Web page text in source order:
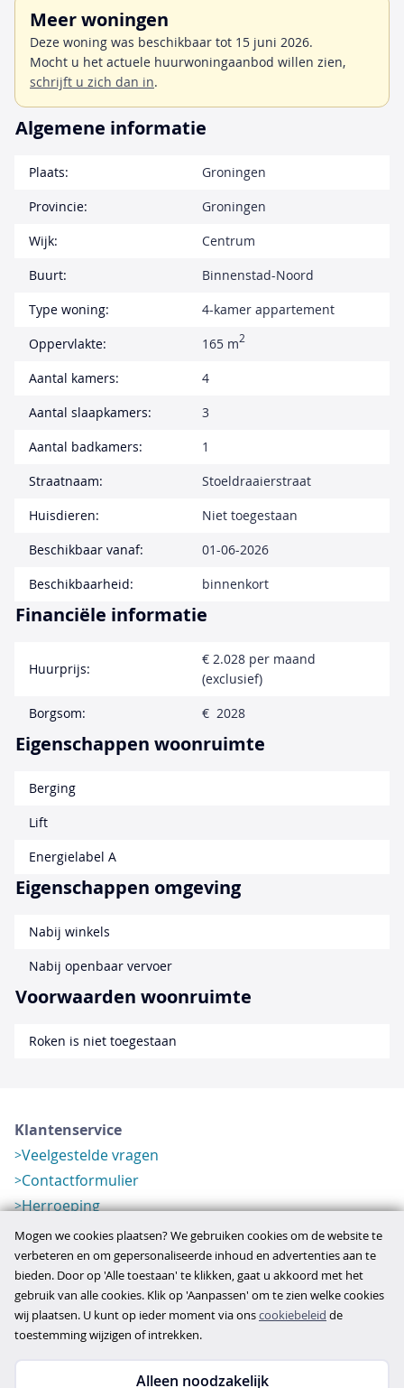
Meer woningen
Deze woning was beschikbaar tot 15 juni 2026.
Mocht u het actuele huurwoningaanbod willen zien,
schrijft u zich dan in.
Algemene informatie
Plaats:
Groningen
Provincie:
Groningen
Wijk:
Centrum
Buurt:
Binnenstad-Noord
Type woning:
4-kamer appartement
Oppervlakte:
165 m2
Aantal kamers:
4
Aantal slaapkamers:
3
Aantal badkamers:
1
Straatnaam:
Stoeldraaierstraat
Huisdieren:
Niet toegestaan
Beschikbaar vanaf:
01-06-2026
Beschikbaarheid:
binnenkort
Financiële informatie
Huurprijs:
€ 2.028 per maand
(exclusief)
Borgsom:
€ 2028
Eigenschappen woonruimte
Berging
Lift
Energielabel A
Eigenschappen omgeving
Nabij winkels
Nabij openbaar vervoer
Voorwaarden woonruimte
Roken is niet toegestaan
Klantenservice
Veelgestelde vragen
Contactformulier
Herroeping
Over ons
Bedrijfsgegevens
Werkwijze
Overzichten
Verlopen aanbod
Mogen we cookies plaatsen? We gebruiken cookies om de website te
verbeteren en om gepersonaliseerde inhoud en advertenties aan te
bieden. Door op 'Alle toestaan' te klikken, gaat u akkoord met het
gebruik van alle cookies. Klik op 'Aanpassen' om te zien welke cookies
wij plaatsen. U kunt op ieder moment via onscookiebeleid de
toestemming wijzigen of intrekken.
Alleen noodzakelijk